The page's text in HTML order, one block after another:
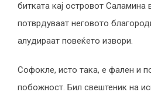
битката кај островот Саламина
потврдуваат неговото
алудираат повеќето извори.
Софокле, исто така, е фален и
побожност. Бил свештеник на